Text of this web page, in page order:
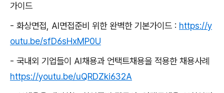
가이드
- 화상면접, AI면접준비 위한 완벽한 기본가이드 : https://y
outu.be/sfD6sHxMP0U
- 국내외 기업들이 AI채용과 언택트채용을 적용한 채용사례
https://youtu.be/uQRDZki632A